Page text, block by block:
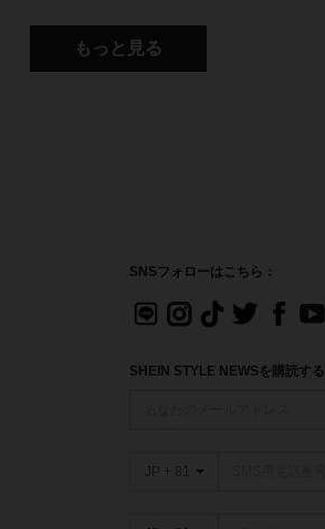
もっと見る
SNSフォローはこちら：
SHEIN STYLE NEWSを購読する
JP + 81